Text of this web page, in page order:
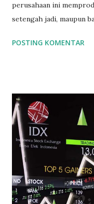
perusahaan ini
setengah jadi, maupun
Indonesia, yuk kita lihat
bahas satu per satu
Kimia. 1. Sektor
sub-sektor yaitu : a.
Prakasa Tbk (INTP)
Solusi Bangun
(Persero) Tbk (SMGR)
Wijaya Karya Beton
Porselin dan Kaca
POSTING KOMENTAR